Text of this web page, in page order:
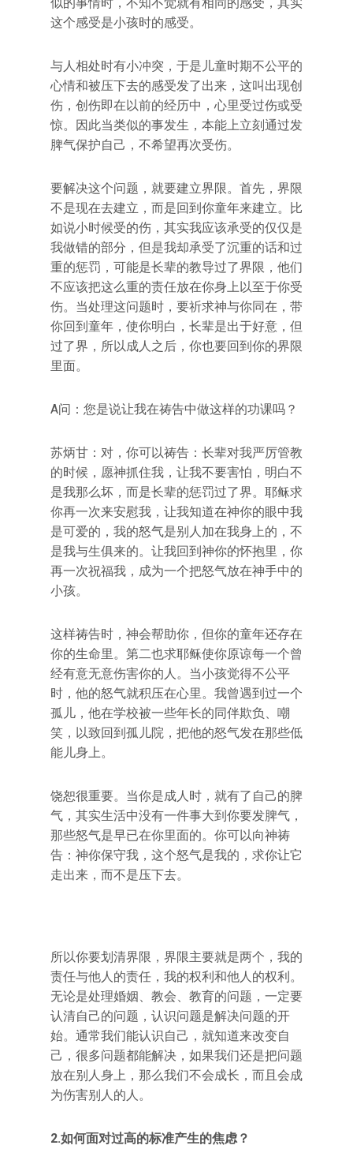
这个感受是小孩时的感受。
与人相处时有小冲突，于是儿童时期不公平的
心情和被压下去的感受发了出来，这叫出现创
伤，创伤即在以前的经历中，心里受过伤或受
惊。因此当类似的事发生，本能上立刻通过发
脾气保护自己，不希望再次受伤。
要解决这个问题，就要建立界限。首先，界限
不是现在去建立，而是回到你童年来建立。比
如说小时候受的伤，其实我应该承受的仅仅是
我做错的部分，但是我却承受了沉重的话和过
重的惩罚，可能是长辈的教导过了界限，他们
不应该把这么重的责任放在你身上以至于你受
伤。当处理这问题时，要祈求神与你同在，带
你回到童年，使你明白，长辈是出于好意，但
过了界，所以成人之后，你也要回到你的界限
里面。
A问：您是说让我在祷告中做这样的功课吗？
苏炳甘：对，你可以祷告：长辈对我严厉管教
的时候，愿神抓住我，让我不要害怕，明白不
是我那么坏，而是长辈的惩罚过了界。耶稣求
你再一次来安慰我，让我知道在神你的眼中我
是可爱的，我的怒气是别人加在我身上的，不
是我与生俱来的。让我回到神你的怀抱里，你
再一次祝福我，成为一个把怒气放在神手中的
小孩。
这样祷告时，神会帮助你，但你的童年还存在
你的生命里。第二也求耶稣使你原谅每一个曾
经有意无意伤害你的人。当小孩觉得不公平
时，他的怒气就积压在心里。我曾遇到过一个
孤儿，他在学校被一些年长的同伴欺负、嘲
笑，以致回到孤儿院，把他的怒气发在那些低
能儿身上。
饶恕很重要。当你是成人时，就有了自己的脾
气，其实生活中没有一件事大到你要发脾气，
那些怒气是早已在你里面的。你可以向神祷
告：神你保守我，这个怒气是我的，求你让它
走出来，而不是压下去。
所以你要划清界限，界限主要就是两个，我的
责任与他人的责任，我的权利和他人的权利。
无论是处理婚姻、教会、教育的问题，一定要
认清自己的问题，认识问题是解决问题的开
始。通常我们能认识自己，就知道来改变自
己，很多问题都能解决，如果我们还是把问题
放在别人身上，那么我们不会成长，而且会成
为伤害别人的人。
2.如何面对过高的标准产生的焦虑？